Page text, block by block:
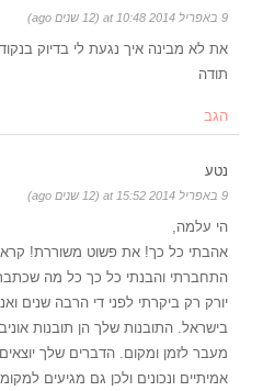
9 באפריל 2014 at 10:48 (12 שנים ago)
את לא מבינה איך נגעת לי בדיוק
תודה
הגב
נטע
9 באפריל 2014 at 15:52 (12 שנים ago)
הי עלמה,
אהבתי כל כך! את פשוט משוררת!
התחברתי והבנתי כל כך כל מה
יורק רק ביקרתי לפני די הרבה שנים
בישראל. התובנות שלך הן תובנות
מעבר לזמן ומקום. הדברים שלך
אמיתיים ונכונים ולכן גם מגיעים